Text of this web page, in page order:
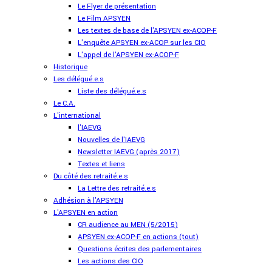
Le Flyer de présentation
Le Film APSYEN
Les textes de base de l'APSYEN ex-ACOP-F
L'enquête APSYEN ex-ACOP sur les CIO
L'appel de l'APSYEN ex-ACOP-F
Historique
Les délégué.e.s
Liste des délégué.e.s
Le C.A.
L'international
l'IAEVG
Nouvelles de l'IAEVG
Newsletter IAEVG (après 2017)
Textes et liens
Du côté des retraité.e.s
La Lettre des retraité.e.s
Adhésion à l'APSYEN
L'APSYEN en action
CR audience au MEN (5/2015)
APSYEN ex-ACOP-F en actions (tout)
Questions écrites des parlementaires
Les actions des CIO